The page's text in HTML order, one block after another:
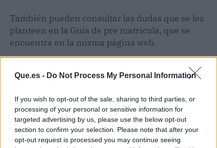
Que.es - Do Not Process My Personal Information
If you wish to opt-out of the sale, sharing to third parties, or
processing of your personal or sensitive information for
targeted advertising by us, please use the below opt-out
section to confirm your selection. Please note that after your
opt-out request is processed you may continue seeing
También pueden consultar las dudas que se les
planteen en la Guía de pre matrícula, que se
encuentra en la misma página web.
default/files/ArchivosULPGC/ gestion-
estudiantes_ebau_8_0.pdf